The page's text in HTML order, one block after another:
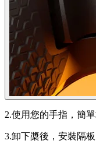
2.使用您的手指，簡
3.卸下槳後，安裝隔板